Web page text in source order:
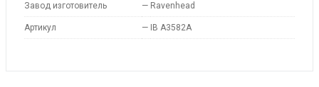
Завод изготовитель — Ravenhead
Артикул — IB A3582A